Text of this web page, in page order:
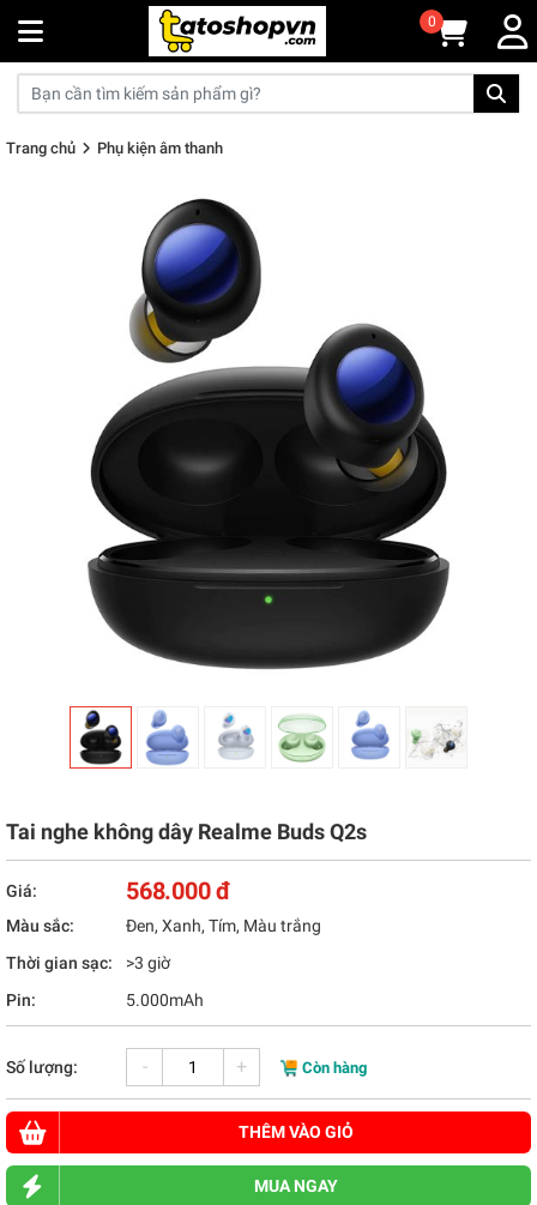
0
Trang chủ Phụ kiện âm thanh
Tai nghe không dây Realme Buds Q2s
Giá: 568.000 đ
Màu sắc:
Đen, Xanh, Tím, Màu trắng
Thời gian sạc:
>3 giờ
Pin:
5.000mAh
Số lượng: - + Còn hàng
THÊM VÀO GIỎ
MUA NGAY